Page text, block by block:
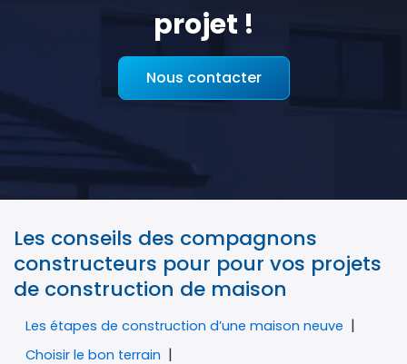
projet !
Nous contacter
Les conseils des compagnons
constructeurs pour pour vos projets
de construction de maison
Les étapes de construction d’une maison neuve
Choisir le bon terrain